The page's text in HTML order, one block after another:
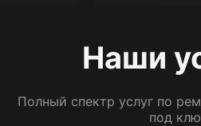
Наши
Полный спектр услуг по
под